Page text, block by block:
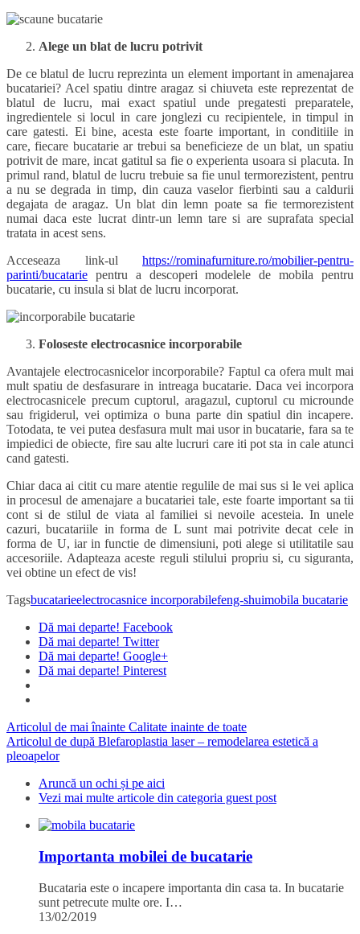
Alege un blat de lucru potrivit
De ce blatul de lucru reprezinta un element important in amenajarea
bucatariei? Acel spatiu dintre aragaz si chiuveta este reprezentat de
blatul de lucru, mai exact spatiul unde pregatesti preparatele,
ingredientele si locul in care jonglezi cu recipientele, in timpul in
care gatesti. Ei bine, acesta este foarte important, in conditiile in
care, fiecare bucatarie ar trebui sa beneficieze de un blat, un spatiu
potrivit de mare, incat gatitul sa fie o experienta usoara si placuta. In
primul rand, blatul de lucru trebuie sa fie unul termorezistent, pentru
a nu se degrada in timp, din cauza vaselor fierbinti sau a caldurii
degajata de aragaz. Un blat din lemn poate sa fie termorezistent
numai daca este lucrat dintr-un lemn tare si are suprafata special
tratata in acest sens.
Acceseaza link-ul https://rominafurniture.ro/mobilier-pentru-
parinti/bucatarie pentru a descoperi modelele de mobila pentru
bucatarie, cu insula si blat de lucru incorporat.
Foloseste electrocasnice incorporabile
Avantajele electrocasnicelor incorporabile? Faptul ca ofera mult mai
mult spatiu de desfasurare in intreaga bucatarie. Daca vei incorpora
electrocasnicele precum cuptorul, aragazul, cuptorul cu microunde
sau frigiderul, vei optimiza o buna parte din spatiul din incapere.
Totodata, te vei putea desfasura mult mai usor in bucatarie, fara sa te
impiedici de obiecte, fire sau alte lucruri care iti pot sta in cale atunci
cand gatesti.
Chiar daca ai citit cu mare atentie regulile de mai sus si le vei aplica
in procesul de amenajare a bucatariei tale, este foarte important sa tii
cont si de stilul de viata al familiei si nevoile acesteia. In unele
cazuri, bucatariile in forma de L sunt mai potrivite decat cele in
forma de U, iar in functie de dimensiuni, poti alege si utilitatile sau
accesoriile. Adapteaza aceste reguli stilului propriu si, cu siguranta,
vei obtine un efect de vis!
Tagsbucatarieelectrocasnice incorporabilefeng-shuimobila bucatarie
Dă mai departe! Facebook
Dă mai departe! Twitter
Dă mai departe! Google+
Dă mai departe! Pinterest
Articolul de mai înainte Calitate inainte de toate
Articolul de după Blefaroplastia laser – remodelarea estetică a
pleoapelor
Aruncă un ochi și pe aici
Vezi mai multe articole din categoria guest post
Importanta mobilei de bucatarie
Bucataria este o incapere importanta din casa ta. In bucatarie
sunt petrecute multe ore. I…
13/02/2019